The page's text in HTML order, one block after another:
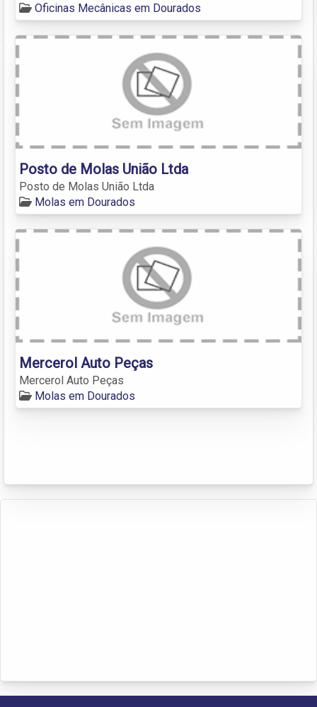
Oficinas Mecânicas em Dourados
Posto de Molas União Ltda
Posto de Molas União Ltda
Molas em Dourados
Mercerol Auto Peças
Mercerol Auto Peças
Molas em Dourados